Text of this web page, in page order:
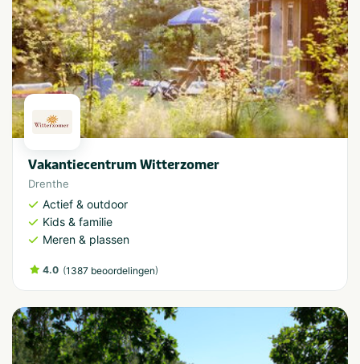
Vakantiecentrum Witterzomer
Drenthe
Actief & outdoor
Kids & familie
Meren & plassen
4.0 (1387 beoordelingen)